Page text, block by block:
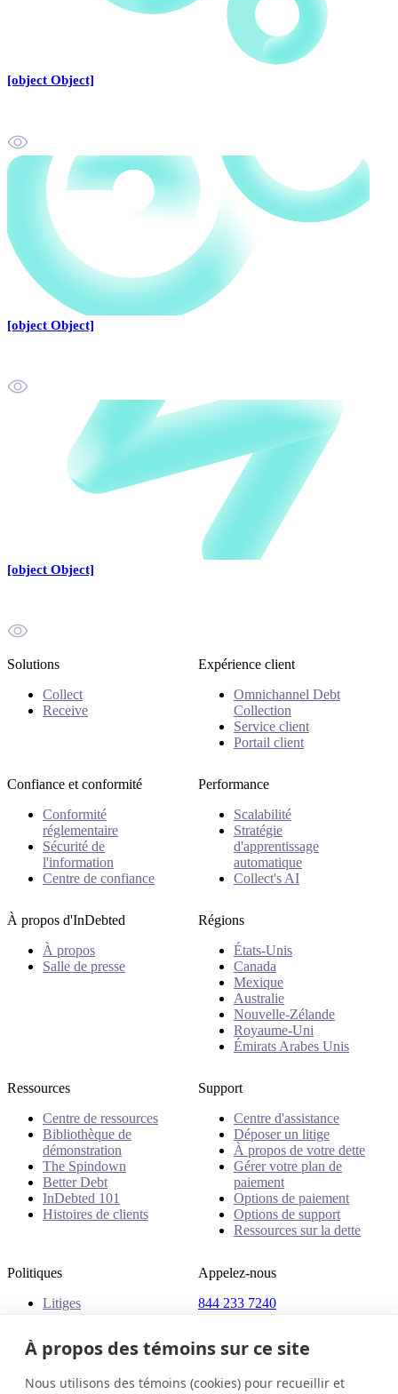
[object Object]
[object Object]
[object Object]
Solutions
Collect
Receive
Expérience client
Omnichannel Debt
Collection
Service client
Portail client
Confiance et conformité
Conformité
réglementaire
Sécurité de
l'information
Centre de confiance
Performance
Scalabilité
Stratégie
d'apprentissage
automatique
Collect's AI
À propos d'InDebted
À propos
Salle de presse
Régions
États-Unis
Canada
Mexique
Australie
Nouvelle-Zélande
Royaume-Uni
Émirats Arabes Unis
Ressources
Centre de ressources
Bibliothèque de
démonstration
The Spindown
Better Debt
InDebted 101
Histoires de clients
Support
Centre d'assistance
Déposer un litige
À propos de votre dette
Gérer votre plan de
paiement
Options de paiement
Options de support
Ressources sur la dette
Politiques
Litiges
Appelez-nous
844 233 7240
1400
À propos des témoins sur ce site
Nous utilisons des témoins (cookies) pour recueillir et